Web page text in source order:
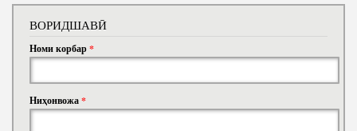
ВОРИДШАВӢ
Номи корбар*
Ниҳонвожа*